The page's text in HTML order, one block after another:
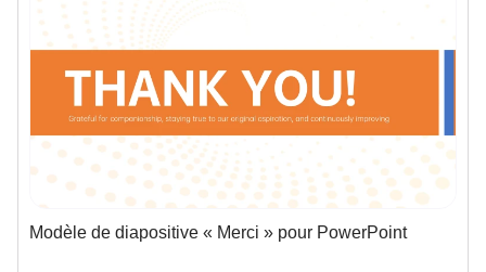
Modèle de diapositive « Merci » pour PowerPoint